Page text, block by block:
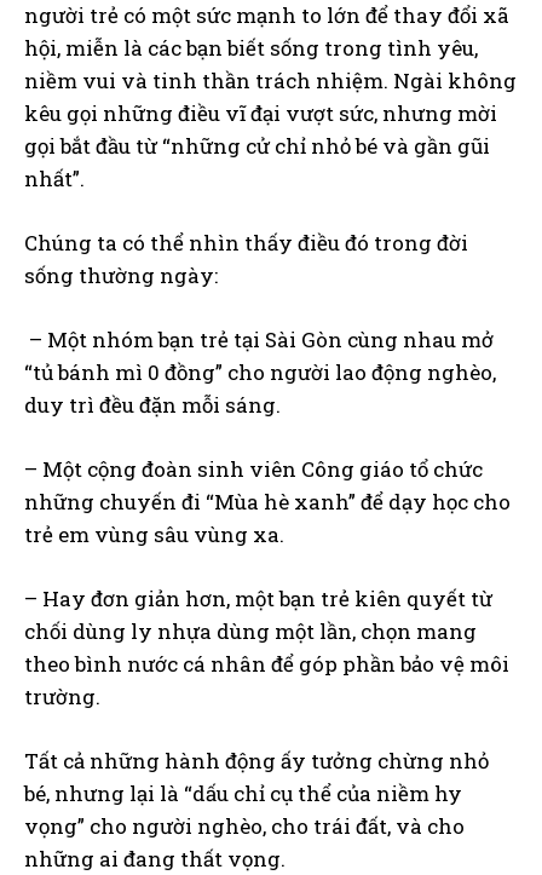
người trẻ có một sức mạnh to lớn để thay đổi xã
hội, miễn là các bạn biết sống trong tình yêu,
niềm vui và tinh thần trách nhiệm. Ngài không
kêu gọi những điều vĩ đại vượt sức, nhưng mời
gọi bắt đầu từ “những cử chỉ nhỏ bé và gần gũi
nhất”.
Chúng ta có thể nhìn thấy điều đó trong đời
sống thường ngày:
– Một nhóm bạn trẻ tại Sài Gòn cùng nhau mở
“tủ bánh mì 0 đồng” cho người lao động nghèo,
duy trì đều đặn mỗi sáng.
– Một cộng đoàn sinh viên Công giáo tổ chức
những chuyến đi “Mùa hè xanh” để dạy học cho
trẻ em vùng sâu vùng xa.
– Hay đơn giản hơn, một bạn trẻ kiên quyết từ
chối dùng ly nhựa dùng một lần, chọn mang
theo bình nước cá nhân để góp phần bảo vệ môi
trường.
Tất cả những hành động ấy tưởng chừng nhỏ
bé, nhưng lại là “dấu chỉ cụ thể của niềm hy
vọng” cho người nghèo, cho trái đất, và cho
những ai đang thất vọng.